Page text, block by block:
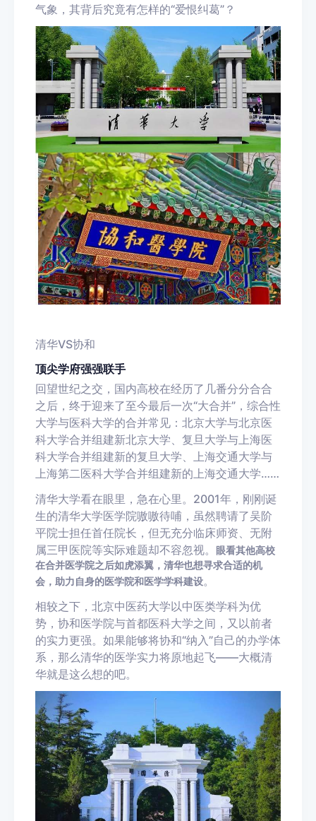
气象，其背后究竟有怎样的“爱恨纠葛”？
清华VS协和
顶尖学府强强联手
回望世纪之交，国内高校在经历了几番分分合合
之后，终于迎来了至今最后一次“大合并”，综合性
大学与医科大学的合并常见：北京大学与北京医
科大学合并组建新北京大学、复旦大学与上海医
科大学合并组建新的复旦大学、上海交通大学与
上海第二医科大学合并组建新的上海交通大学……
清华大学看在眼里，急在心里。2001年，刚刚诞
生的清华大学医学院嗷嗷待哺，虽然聘请了吴阶
平院士担任首任院长，但无充分临床师资、无附
属三甲医院等实际难题却不容忽视。
眼看其他高校
在合并医学院之后如虎添翼，清华也想寻求合适的机
会，助力自身的医学院和医学学科建设。
相较之下，北京中医药大学以中医类学科为优
势，协和医学院与首都医科大学之间，又以前者
的实力更强。如果能够将协和“纳入”自己的办学体
系，那么清华的医学实力将原地起飞——大概清
华就是这么想的吧。